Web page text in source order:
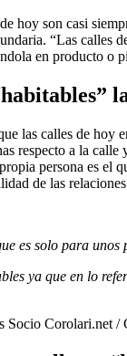
hoy son casi
“Las calles
en producto o
las calles de hoy
respecto a la
persona es el
de las
es solo para unos
ya que en lo
Socio Corolari.net